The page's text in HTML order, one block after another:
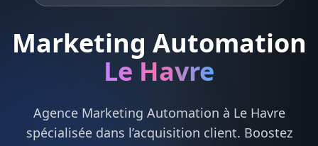
Marketing Automation
Le Havre
Agence Marketing Automation à Le Havre
spécialisée dans l’acquisition client. Boostez